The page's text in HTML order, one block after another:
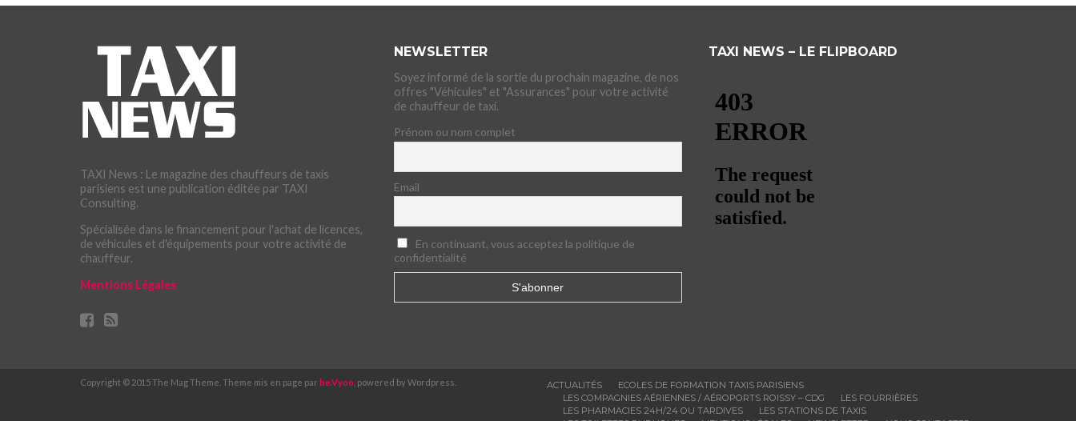
TAXI News : Le magazine des chauffeurs de taxis
parisiens est une publication éditée par TAXI
Consulting.
Spécialisée dans le financement pour l'achat de licences,
de véhicules et d'équipements pour votre activité de
chauffeur.
Mentions Légales
NEWSLETTER
Soyez informé de la sortie du prochain magazine, de nos
offres "Véhicules" et "Assurances" pour votre activité
de chauffeur de taxi.
Prénom ou nom complet
Email
En continuant, vous acceptez la politique de
confidentialité
TAXI NEWS – LE FLIPBOARD
ACTUALITÉS
ECOLES DE FORMATION TAXIS PARISIENS
LES COMPAGNIES AÉRIENNES / AÉROPORTS ROISSY – CDG
LES FOURRIÈRES
LES PHARMACIES 24H/24 OU TARDIVES
LES STATIONS DE TAXIS
Copyright © 2015 The Mag Theme. Theme mis en page par be.Vyoo , powered by Wordpress.